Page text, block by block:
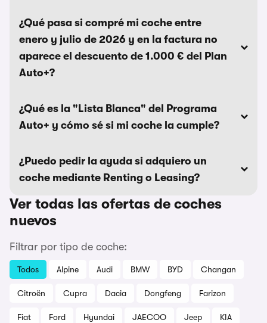
¿Qué pasa si compré mi coche entre
enero y julio de 2026 y en la factura no
aparece el descuento de 1.000 € del Plan
Auto+?
¿Qué es la "Lista Blanca" del Programa
Auto+ y cómo sé si mi coche la cumple?
¿Puedo pedir la ayuda si adquiero un
coche mediante Renting o Leasing?
Ver todas las ofertas de coches
nuevos
Filtrar por tipo de coche:
Todos Alpine Audi BMW BYD Changan
Citroën Cupra Dacia Dongfeng Farizon
Fiat Ford Hyundai JAECOO Jeep KIA